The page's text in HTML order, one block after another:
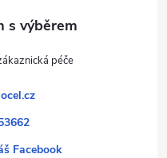
Facebook